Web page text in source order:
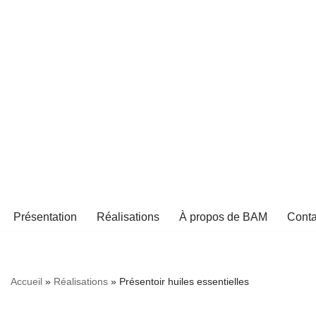
Présentation Réalisations À propos de BAM
Accueil » Réalisations » Présentoir huiles essentielles